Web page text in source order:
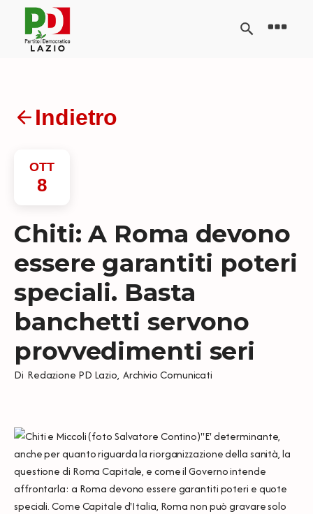
Indietro
OTT
8
Chiti: A Roma devono
essere garantiti poteri
speciali. Basta
banchetti servono
provvedimenti seri
Di Redazione PD Lazio, Archivio Comunicati
"E' determinante,
anche per quanto riguarda la riorganizzazione della sanità, la
questione di Roma Capitale, e come il Governo intende
affrontarla: a Roma devono essere garantiti poteri e quote
speciali. Come Capitale d'Italia, Roma non può gravare solo